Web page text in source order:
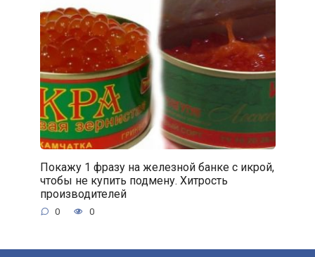
Покажу 1 фразу на железной банке с икрой,
чтобы не купить подмену. Хитрость
производителей
0 0